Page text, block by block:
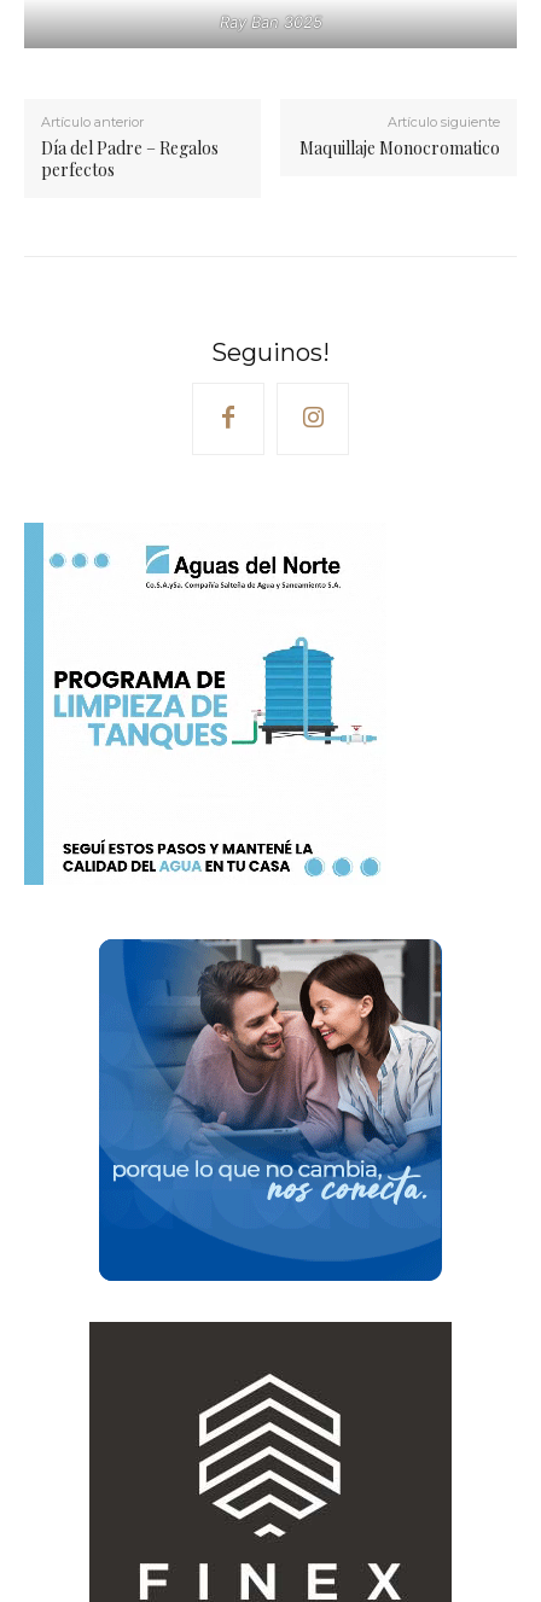
Ray Ban 3025
Artículo anterior
Día del Padre – Regalos
perfectos
Artículo siguiente
Maquillaje Monocromatico
Seguinos!